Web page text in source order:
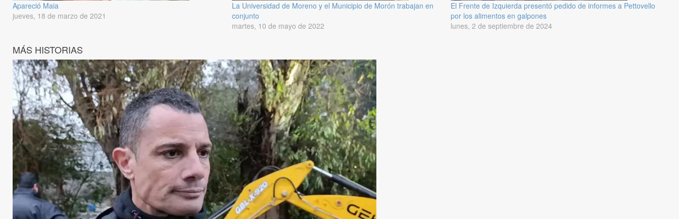
Apareció Maia
jueves, 18 de marzo de 2021
La Universidad de Moreno y el Municipio de Morón trabajan en
conjunto
martes, 10 de mayo de 2022
El Frente de Izquierda presentó pedido de informes a Pettovello
por los alimentos en galpones
lunes, 2 de septiembre de 2024
MÁS HISTORIAS